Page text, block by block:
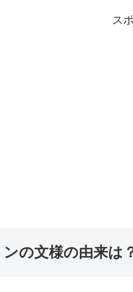
ス
の文様の由来は